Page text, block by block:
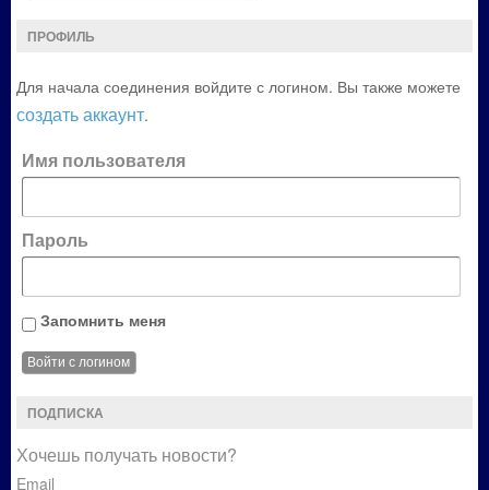
ПРОФИЛЬ
Для начала соединения войдите с логином. Вы также можете
создать аккаунт.
Имя пользователя
Пароль
Запомнить меня
ПОДПИСКА
Хочешь получать новости?
Email